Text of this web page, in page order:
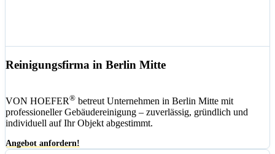
Reinigungsfirma in Berlin Mitte
VON HOEFER® betreut Unternehmen in Berlin Mitte mit
professioneller Gebäudereinigung – zuverlässig, gründlich und
individuell auf Ihr Objekt abgestimmt.
Angebot anfordern!